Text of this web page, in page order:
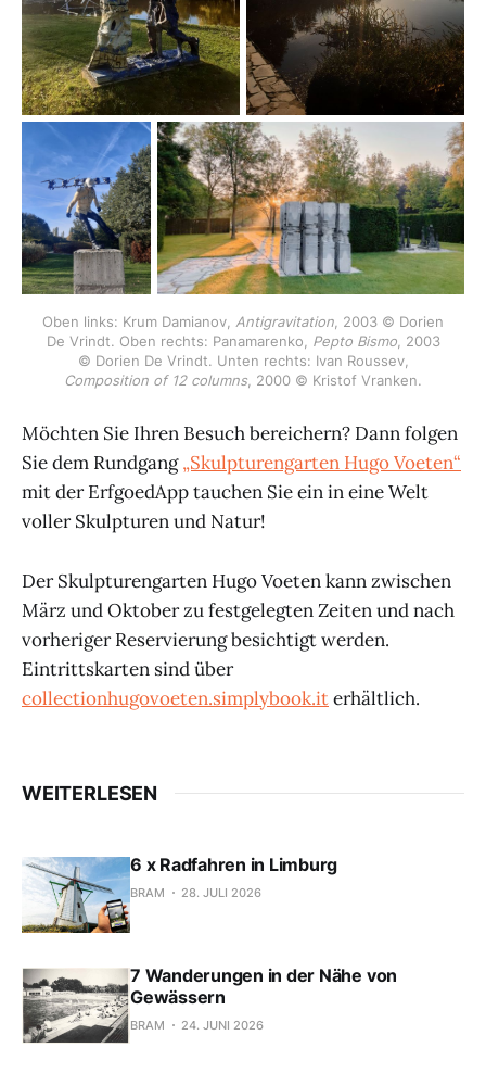
Oben links: Krum Damianov, Antigravitation, 2003 © Dorien
De Vrindt. Oben rechts: Panamarenko, Pepto Bismo, 2003
© Dorien De Vrindt. Unten rechts: Ivan Roussev,
Composition of 12 columns, 2000 © Kristof Vranken.
Möchten Sie Ihren Besuch bereichern? Dann folgen
Sie dem Rundgang„Skulpturengarten Hugo Voeten“
mit der ErfgoedApp tauchen Sie ein in eine Welt
voller Skulpturen und Natur!
Der Skulpturengarten Hugo Voeten kann zwischen
März und Oktober zu festgelegten Zeiten und nach
vorheriger Reservierung besichtigt werden.
Eintrittskarten sind über
collectionhugovoeten.simplybook.iterhältlich.
WEITERLESEN
6 x Radfahren in Limburg
BRAM 28. JULI 2026
7 Wanderungen in der Nähe von
Gewässern
BRAM 24. JUNI 2026